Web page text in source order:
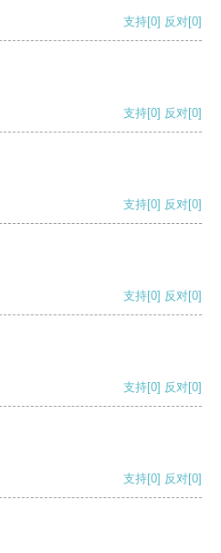
支持[0] 反对[0]
支持[0] 反对[0]
支持[0] 反对[0]
支持[0] 反对[0]
支持[0] 反对[0]
支持[0] 反对[0]